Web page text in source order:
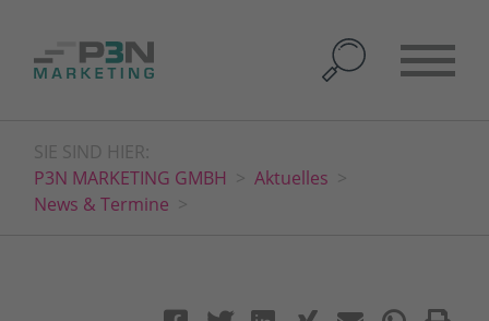
SIE SIND HIER:
P3N MARKETING GMBH
Aktuelles
News & Termine